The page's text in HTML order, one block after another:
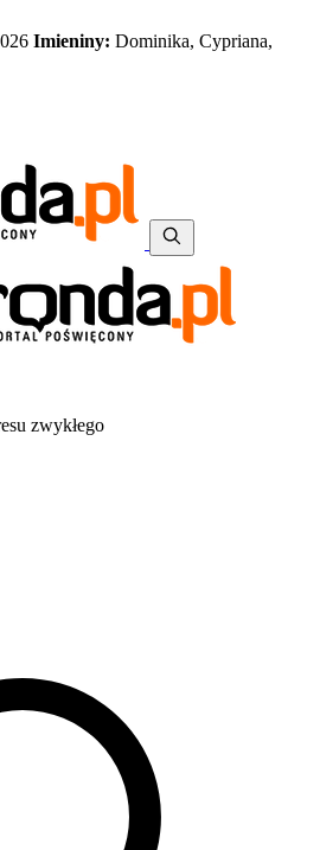
Imieniny: Dominika, Cypriana,
zwykłego